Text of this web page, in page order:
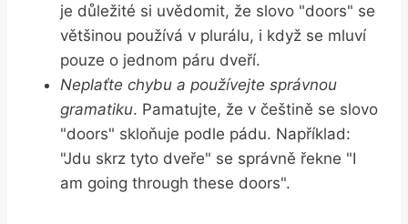
je důležité si uvědomit, že ​slovo "doors" se
většinou⁤ používá v plurálu, i když se‍ mluví
pouze o jednom páru dveří.
Neplaťte chybu a používejte správnou​
gramatiku. ⁢Pamatujte, že v češtině se slovo
"doors" skloňuje podle pádu.‌ Například:
"Jdu skrz⁤ tyto dveře" ‌se správně řekne "I
am⁢ going ⁢through these doors".